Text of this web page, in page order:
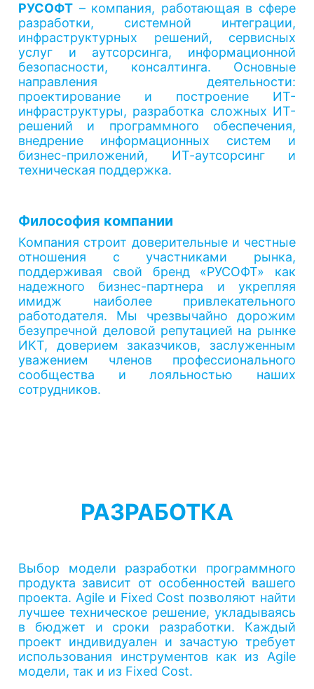
РУСОФТ – компания, работающая в сфере
разработки, системной интеграции,
инфраструктурных решений, сервисных
услуг и аутсорсинга, информационной
безопасности, консалтинга. Основные
направления деятельности:
проектирование и построение ИТ-
инфраструктуры, разработка сложных ИТ-
решений и программного обеспечения,
внедрение информационных систем и
бизнес-приложений, ИТ-аутсорсинг и
техническая поддержка.
Философия компании
Компания строит доверительные и честные
отношения с участниками рынка,
поддерживая свой бренд «РУСОФТ» как
надежного бизнес-партнера и укрепляя
имидж наиболее привлекательного
работодателя. Мы чрезвычайно дорожим
безупречной деловой репутацией на рынке
ИКТ, доверием заказчиков, заслуженным
уважением членов профессионального
сообщества и лояльностью наших
сотрудников.
РАЗРАБОТКА
Выбор модели разработки программного
продукта зависит от особенностей вашего
проекта. Agile и Fixed Cost позволяют найти
лучшее техническое решение, укладываясь
в бюджет и сроки разработки. Каждый
проект индивидуален и зачастую требует
использования инструментов как из Agile
модели, так и из Fixed Cost.